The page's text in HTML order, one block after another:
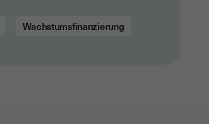
Wachstumsfinanzierung